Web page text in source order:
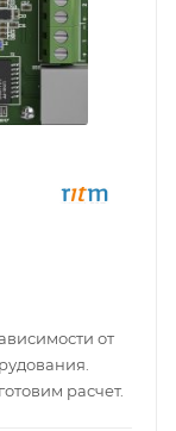
от
расчет.